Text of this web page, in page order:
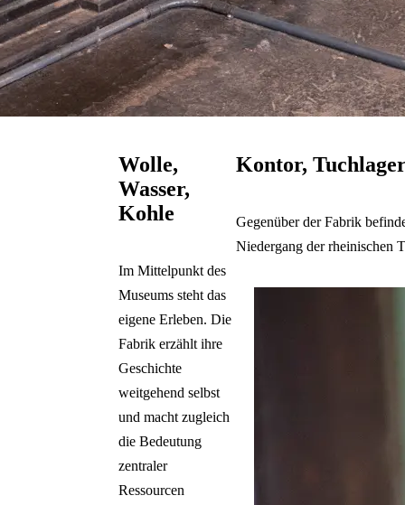
Wolle,
Wasser,
Kohle
Im Mittelpunkt des
Museums steht das
eigene Erleben. Die
Fabrik erzählt ihre
Geschichte
weitgehend selbst
und macht zugleich
die Bedeutung
zentraler
Ressourcen
Kontor,
Gegenüber der Fabrik
Niedergang der rheinischen